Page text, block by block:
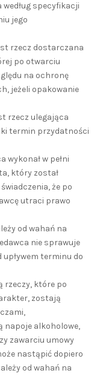
specyfikacji
jego
rzecz dostarczana
po otwarciu
na ochronę
jeżeli opakowanie
rzecz ulegająca
termin przydatności
wykonał w pełni
który został
że po
utraci prawo
od wahań na
nie sprawuje
terminu do
rzeczy, które po
zostają
napoje alkoholowe,
zawarciu umowy
nastąpić dopiero
od wahań na